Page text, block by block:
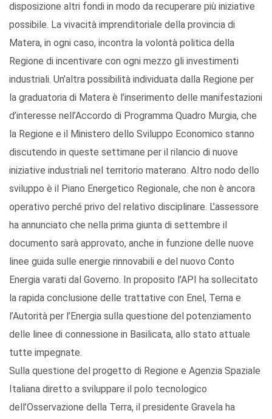
disposizione altri fondi in modo da recuperare più iniziative
possibile. La vivacità imprenditoriale della provincia di
Matera, in ogni caso, incontra la volontà politica della
Regione di incentivare con ogni mezzo gli investimenti
industriali. Un’altra possibilità individuata dalla Regione per
la graduatoria di Matera è l’inserimento delle manifestazioni
d’interesse nell’Accordo di Programma Quadro Murgia, che
la Regione e il Ministero dello Sviluppo Economico stanno
discutendo in queste settimane per il rilancio di nuove
iniziative industriali nel territorio materano. Altro nodo dello
sviluppo è il Piano Energetico Regionale, che non è ancora
operativo perché privo del relativo disciplinare. L’assessore
ha annunciato che nella prima giunta di settembre il
documento sarà approvato, anche in funzione delle nuove
linee guida sulle energie rinnovabili e del nuovo Conto
Energia varati dal Governo. In proposito l’API ha sollecitato
la rapida conclusione delle trattative con Enel, Terna e
l’Autorità per l’Energia sulla questione del potenziamento
delle linee di connessione in Basilicata, allo stato attuale
tutte impegnate.
Sulla questione del progetto di Regione e Agenzia Spaziale
Italiana diretto a sviluppare il polo tecnologico
dell’Osservazione della Terra, il presidente Gravela ha